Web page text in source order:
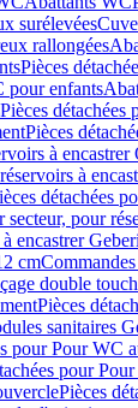
surélevées
rallongées
Pièces
pour enfants
Pièces détachées
Pièces
à encastrer
à
détachées
pour
encastrer
cm
double
Pièces
sanitaires
pour Pour WC
pour
Pièces